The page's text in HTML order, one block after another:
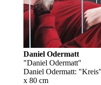
Daniel Odermatt
"Daniel Odermatt"
Daniel Odermatt:
x 80 cm